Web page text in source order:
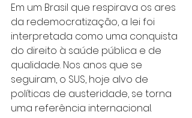
Em um Brasil que respirava os ares
da redemocratização, a lei foi
interpretada como uma conquista
do direito à saúde pública e de
qualidade. Nos anos que se
seguiram, o SUS, hoje alvo de
políticas de austeridade, se torna
uma referência internacional.